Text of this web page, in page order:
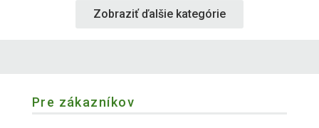
Zobraziť ďalšie kategórie
Pre zákazníkov